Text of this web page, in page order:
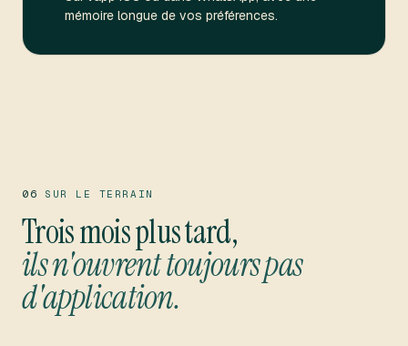
mémoire longue de vos préférences.
06 SUR LE TERRAIN
Trois mois plus tard,
ils n'ouvrent toujours pas
d'application.